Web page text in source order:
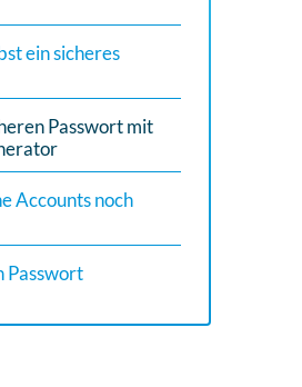
ein sicheres
Passwort mit
Accounts noch
Passwort